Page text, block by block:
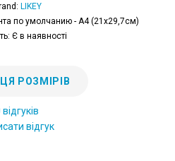
LIKEY
по умолчанию - А4 (21x29,7см)
Є в наявності
РОЗМІРІВ
відгуків
відгук